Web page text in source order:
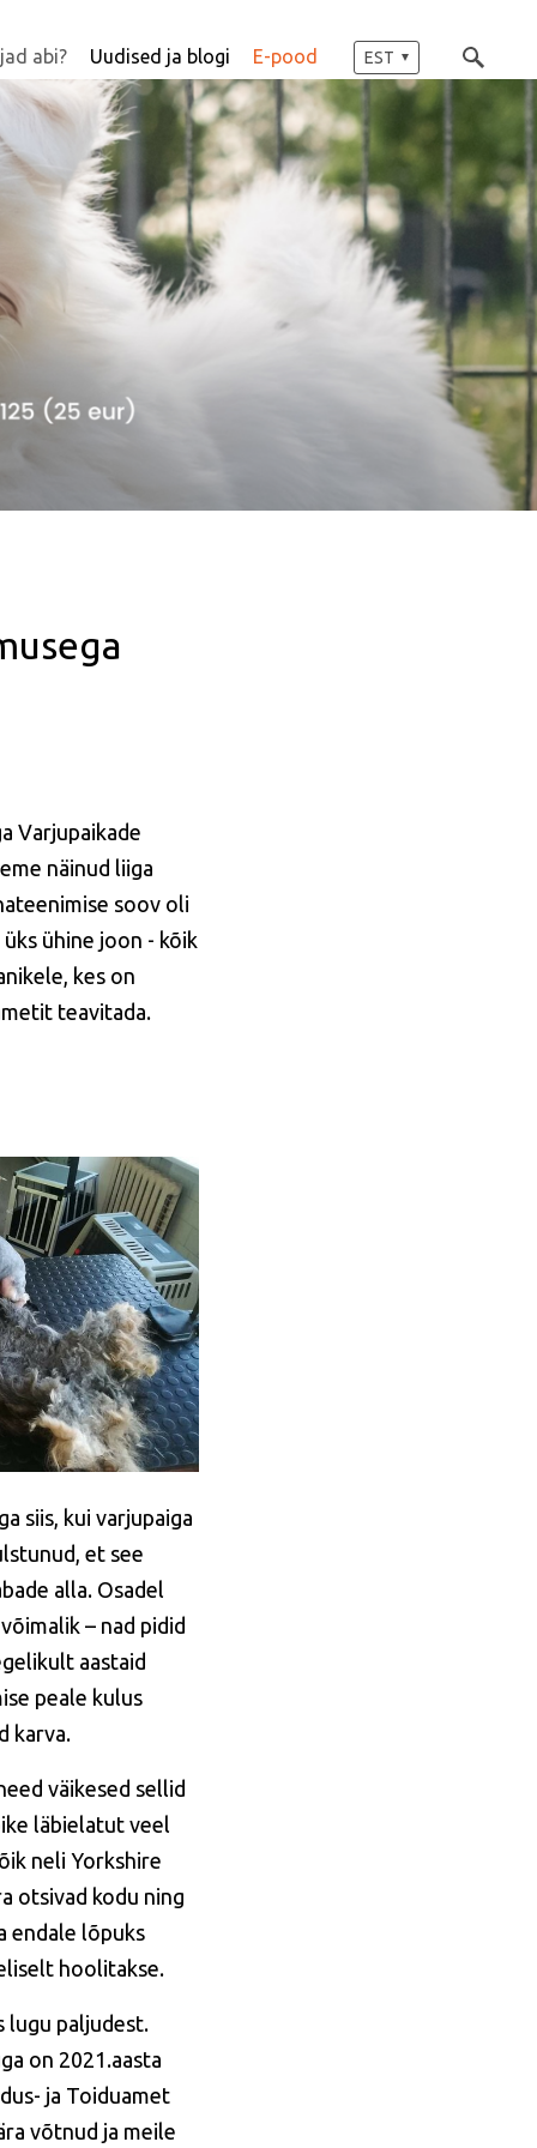
abi? Uudised ja blogi E-pood EST
Varjupaikade
näinud liiga
soov oli
ühine joon - kõik
kes on
teavitada.
siis, kui varjupaiga
et see
alla. Osadel
– nad pidid
aastaid
peale kulus
karva.
väikesed sellid
läbielatut veel
neli Yorkshire
otsivad kodu ning
endale lõpuks
hoolitakse.
lugu paljudest.
on 2021.aasta
ja Toiduamet
võtnud ja meile